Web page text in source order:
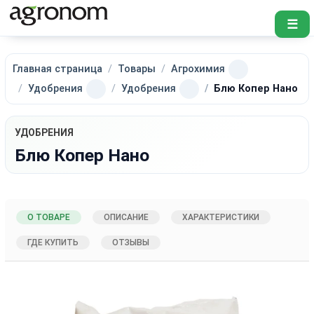
☰
Главная страница Товары
Агрохимия
Удобрения
Удобрения Блю Копер Нано
УДОБРЕНИЯ
Блю Копер Нано
О ТОВАРЕ ОПИСАНИЕ ХАРАКТЕРИСТИКИ
ГДЕ КУПИТЬ ОТЗЫВЫ